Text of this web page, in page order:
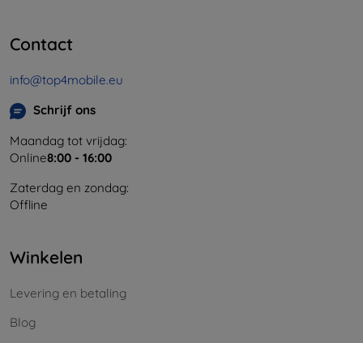
Contact
info@top4mobile.eu
Schrijf ons
Maandag tot vrijdag:
Online8:00 - 16:00
Zaterdag en zondag:
Offline
Winkelen
Levering en betaling
Blog